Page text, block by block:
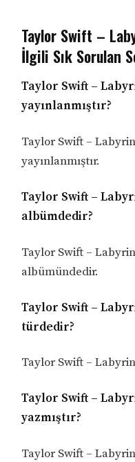
Taylor Swift –
İlgili Sık Sorulan
Taylor Swift –
yayınlanmıştır?
Taylor Swift –
yayınlanmıştır.
Taylor Swift –
albümdedir?
Taylor Swift –
albümündedir.
Taylor Swift –
türdedir?
Taylor Swift –
Taylor Swift –
yazmıştır?
Taylor Swift –